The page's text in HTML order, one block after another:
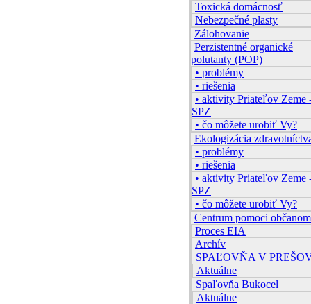
Toxická domácnosť
Nebezpečné plasty
Zálohovanie
Perzistentné organické
polutanty (POP)
• problémy
• riešenia
• aktivity Priateľov Zeme
SPZ
• čo môžete urobiť Vy?
Ekologizácia
• problémy
• riešenia
• aktivity Priateľov Zeme
SPZ
• čo môžete urobiť Vy?
Centrum pomoci občanom
Proces EIA
Archív
SPAĽOVŇA V
Aktuálne
Spaľovňa Bukocel
Aktuálne